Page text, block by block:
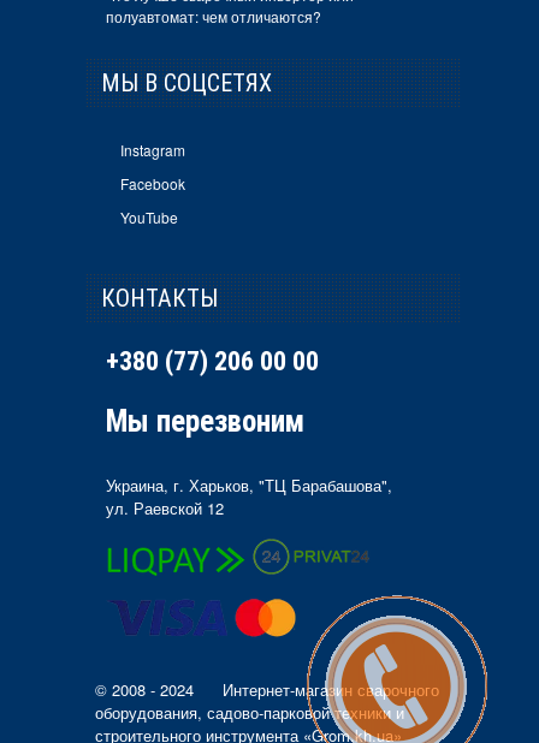
полуавтомат: чем отличаются?
МЫ В СОЦСЕТЯХ
Instagram
Facebook
YouTube
КОНТАКТЫ
+380 (77) 206 00 00
Мы перезвоним
Украина, г. Харьков, "ТЦ Барабашова",
ул. Раевской 12
© 2008 - 2024
Интернет-магазин сварочного
оборудования, садово-парковой техники и
строительного инструмента «Grom.kh.ua»